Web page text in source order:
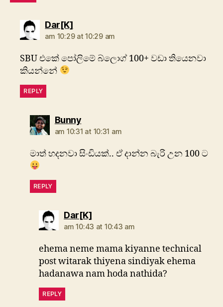
Dar[K]
am 10:29 at 10:29 am
SBU එකේ පෝලිමේ බ්ලොග් 100+ වඩා තියෙනවා
කියන්නේ
REPLY
Bunnysays:
am 10:31 at 10:31 am
මාත් හදනවා සිංඩියක්.. ඒ දාන්න බැරි උන 100 ට
REPLY
Dar[K]
am 10:43 at 10:43 am
ehema neme mama kiyanne technical
post witarak thiyena sindiyak ehema
hadanawa nam hoda nathida?
REPLY